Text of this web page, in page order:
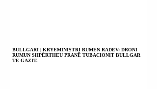
BULLGARI | KRYEMINISTRI RUMEN RADEV: DRONI
RUMUN SHPËRTHEU PRANË TUBACIONIT BULLGAR
TË GAZIT.